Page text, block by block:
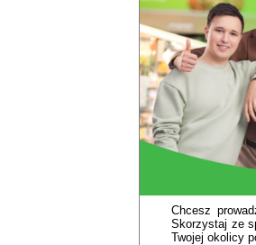
Chcesz
Skorzystaj ze
Twojej okolicy